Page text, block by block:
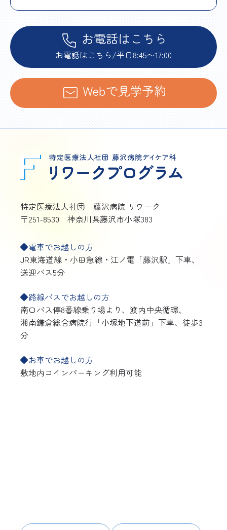
お電話はこちら
お電話はこちら/平日8:45〜17:00
Webで見学予約
特定医療法人社団 藤沢病院 リワーク
〒251-8530 神奈川県藤沢市小塚383
◆電車でお越しの方
JR東海道線・小田急線・江ノ電「藤沢駅」下車、
送迎バス5分
◆路線バスでお越しの方
南口バス停8番線乗り場より、渡内中央循環、
湘南鎌倉総合病院行「小塚地下道前」下車、徒歩3
分
◆お車でお越しの方
敷地内コインパーキング利用可能